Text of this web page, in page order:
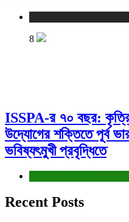
8
ISSPA-র ৭০ বছর:
উদ্যোগের শক্তিতে পূর্ব
ভবিষ্যৎমুখী প্রবৃদ্ধিতে
Recent Posts